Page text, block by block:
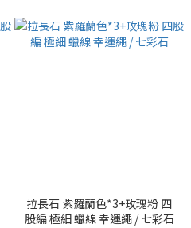
拉長石 紫羅蘭色*3+玫瑰粉 四
股編 極細 蠟線 幸運繩 / 七彩石